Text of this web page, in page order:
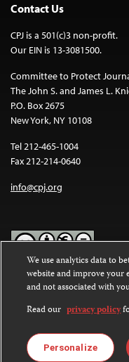
Contact Us
CPJ is a 501(c)3 non-profit.
Our EIN is 13-3081500.
Committee to Protect
The John S. and James L.
P.O. Box 2675
New York, NY 10108
Tel 212-465-1004
Fax 212-214-0640
info@cpj.org
Except where noted, text
Commons Attribution-
International License.
Images and other media
license. For more
We use analytics data to
website and improve your
and not associated with
Read our privacy policy
Personalize